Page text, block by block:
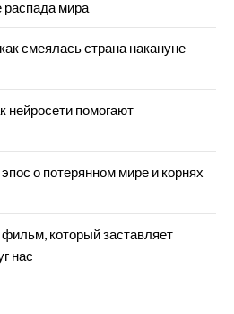
мира
смеялась страна накануне
нейросети помогают
о потерянном мире и корнях
который заставляет
нас